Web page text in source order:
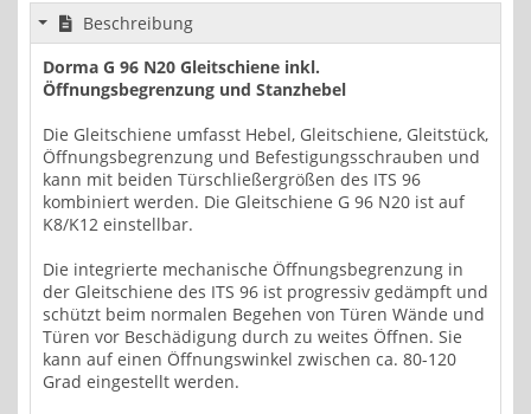
Beschreibung
Dorma G 96 N20 Gleitschiene inkl.
Öffnungsbegrenzung und Stanzhebel
Die Gleitschiene umfasst Hebel, Gleitschiene, Gleitstück,
Öffnungsbegrenzung und Befestigungsschrauben und
kann mit beiden Türschließergrößen des ITS 96
kombiniert werden. Die Gleitschiene G 96 N20 ist auf
K8/K12 einstellbar.
Die integrierte mechanische Öffnungsbegrenzung in
der Gleitschiene des ITS 96 ist progressiv gedämpft und
schützt beim normalen Begehen von Türen Wände und
Türen vor Beschädigung durch zu weites Öffnen. Sie
kann auf einen Öffnungswinkel zwischen ca. 80-120
Grad eingestellt werden.